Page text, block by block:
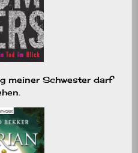
meiner Schwester darf